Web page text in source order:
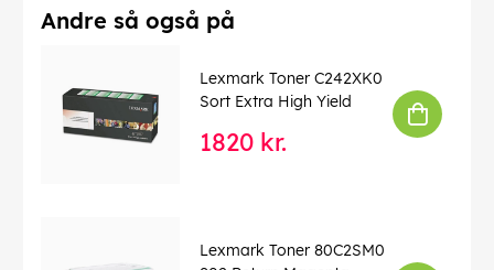
Andre så også på
Lexmark Toner C242XK0
Sort Extra High Yield
1820 kr.
Lexmark Toner 80C2SM0